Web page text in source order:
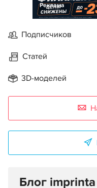
Реклама
Подписчиков
Статей
3D-моделей
Блог imprinta